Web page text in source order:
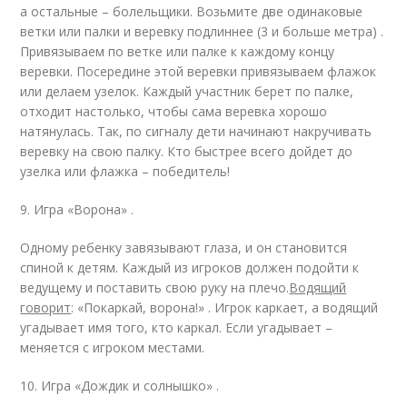
а остальные – болельщики. Возьмите две одинаковые
ветки или палки и веревку подлиннее (3 и больше метра) .
Привязываем по ветке или палке к каждому концу
веревки. Посередине этой веревки привязываем флажок
или делаем узелок. Каждый участник берет по палке,
отходит настолько, чтобы сама веревка хорошо
натянулась. Так, по сигналу дети начинают накручивать
веревку на свою палку. Кто быстрее всего дойдет до
узелка или флажка – победитель!
9. Игра «Ворона» .
Одному ребенку завязывают глаза, и он становится
спиной к детям. Каждый из игроков должен подойти к
ведущему и поставить свою руку на плечо.Водящий
говорит: «Покаркай, ворона!» . Игрок каркает, а водящий
угадывает имя того, кто каркал. Если угадывает –
меняется с игроком местами.
10. Игра «Дождик и солнышко» .